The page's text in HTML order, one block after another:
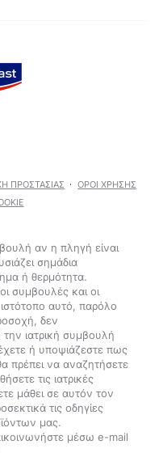
ΠΡΟΣΤΑΣΊΑΣ
ΌΡΟΙ ΧΡΉΣΗΣ
αν η πληγή είναι
σημάδια
ή θερμότητα.
συμβουλές και οι
αυτό, παρόλο
δεν
ιατρική συμβουλή
ή υποψιάζεστε πως
πρέπει να αναζητήσετε
τις ιατρικές
μάθει σε αυτόν τον
τις οδηγίες
μας.
μέσω e-mail